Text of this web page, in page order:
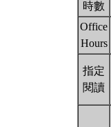
時數
Office
Hours
指定
閱讀